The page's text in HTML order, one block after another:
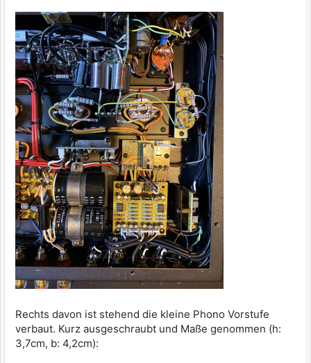
Rechts davon ist stehend die kleine Phono Vorstufe
verbaut. Kurz ausgeschraubt und Maße genommen (h:
3,7cm, b: 4,2cm):